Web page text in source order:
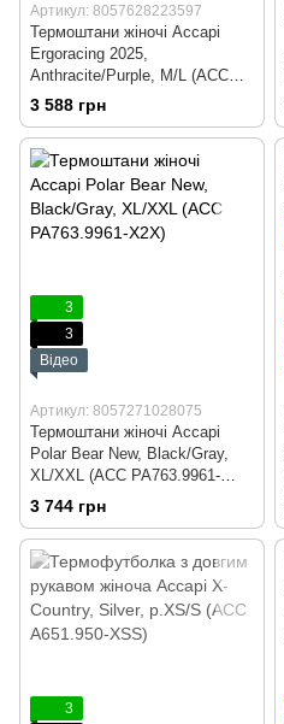
Артикул: 8057628223597
Термоштани жіночі Accapi
Ergoracing 2025,
Anthracite/Purple, M/L (ACC
AА983.6675-ML)
3 588 грн
3
3
Відео
Артикул: 8057271028075
Термоштани жіночі Accapi
Polar Bear New, Black/Gray,
XL/XXL (ACC PA763.9961-
X2X)
3 744 грн
3